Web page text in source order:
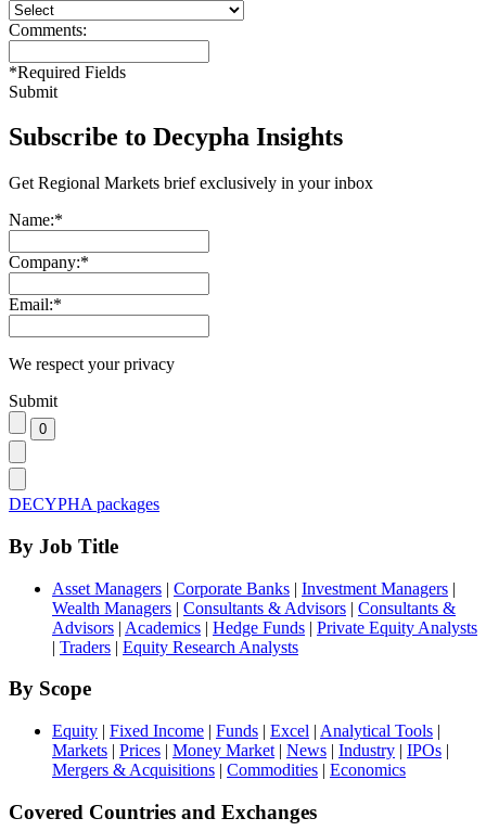
Comments:
*Required Fields
Submit
Subscribe to Decypha Insights
Get Regional Markets brief exclusively in your inbox
Name:*
Company:*
Email:*
We respect your privacy
Submit
DECYPHA packages
By Job Title
Asset Managers | Corporate Banks | Investment Managers |
Wealth Managers | Consultants & Advisors | Consultants &
Advisors | Academics | Hedge Funds | Private Equity Analysts
| Traders | Equity Research Analysts
By Scope
Equity | Fixed Income | Funds | Excel | Analytical Tools |
Markets | Prices | Money Market | News | Industry | IPOs |
Mergers & Acquisitions | Commodities | Economics
Covered Countries and Exchanges